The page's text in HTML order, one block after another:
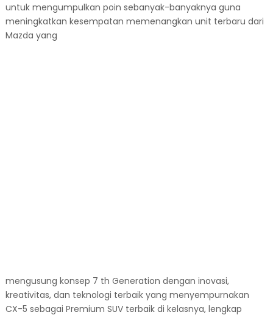
untuk mengumpulkan poin sebanyak-banyaknya guna
meningkatkan kesempatan memenangkan unit terbaru dari
Mazda yang
mengusung konsep 7 th Generation dengan inovasi,
kreativitas, dan teknologi terbaik yang menyempurnakan
CX-5 sebagai Premium SUV terbaik di kelasnya, lengkap